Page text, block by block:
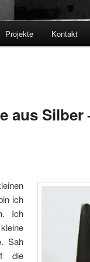
Projekte Kontakt
aus Silber
ich
Ich
Sah
die